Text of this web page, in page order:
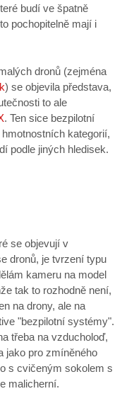
budí ve špatně
pochopitelně mají i
dronů (zejména
) se objevila představa,
to ale
. Ten sice bezpilotní
kategorií,
podle jiných hledisek.
se objevují v
dronů, je tvrzení typu
kameru na model
tak to rozhodně není,
na drony, ale na
"bezpilotní systémy".
třeba na vzducholoď,
jako pro zmíněného
s cvičeným sokolem s
malicherní.